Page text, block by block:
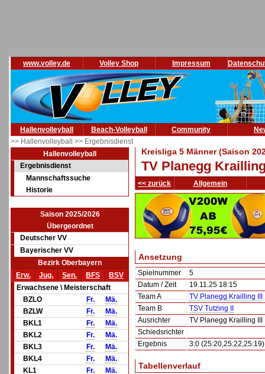
www.volley.de Volley Shop Impressum
Hallenvolleyball Beach-Volleyball Community
>> Hallenvolleyball >> Ergebnisdienst
Hallenvolleyball
Ergebnisdienst
Mannschaftssuche
Historie
Saison 2025/2026
Übergeordnet
Deutscher VV
Bayerischer VV
Bezirk Oberbayern
Erw.
Jug. Sen. BFS
BSV
Erwachsene \ Meisterschaft
BZLO
Fr.
Mä.
BZLW
Fr.
Mä.
BKL1
Fr.
Mä.
BKL2
Fr.
Mä.
BKL3
Fr.
Mä.
BKL4
Fr.
Mä.
KL1
Fr.
Mä.
Kreisliga 5 Männer (Saison
TV Planegg
<< zurück Allgemein
Ansetzung
Spielnummer
5
Datum / Zeit
19.11.25 18:15
Team A
TV Planegg Krailling III
Team B
TSV Tutzing II
Ausrichter
TV Planegg Krailling III
Schiedsrichter
Ergebnis
3:0 (25:20,25:22,25:19)
Tabellenverlauf